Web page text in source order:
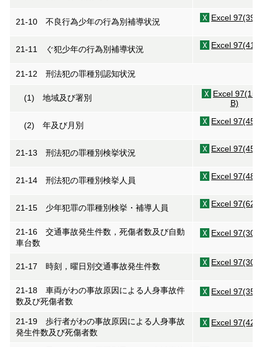
21-10 不良行為少年の行為別補導状況 Excel
21-11 ぐ犯少年の行為別補導状況 Excel
21-12 刑法犯の罪種別認知状況
(1) 地域及び署別
Excel
B)
(2) 年及び月別 Excel
21-13 刑法犯の罪種別検挙状況 Excel
21-14 刑法犯の罪種別検挙人員 Excel
21-15 少年犯罪の罪種別検挙・補導人員 Excel
21-16 交通事故発生件数，死傷者数及び自動
車台数
Excel
21-17 時刻，曜日別交通事故発生件数 Excel
21-18 車両がわの事故原因による人身事故件
数及び死傷者数
Excel
21-19 歩行者がわの事故原因による人身事故
発生件数及び死傷者数
Excel